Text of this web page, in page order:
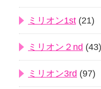
ミリオン1st (21)
ミリオン２nd (43)
ミリオン3rd (97)